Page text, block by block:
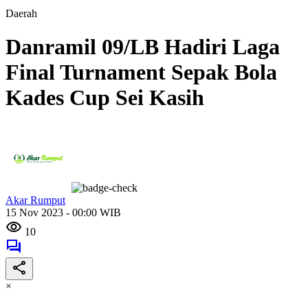
Daerah
Danramil 09/LB Hadiri Laga
Final Turnament Sepak Bola
Kades Cup Sei Kasih
Akar Rumput
15 Nov 2023 - 00:00 WIB
10
×